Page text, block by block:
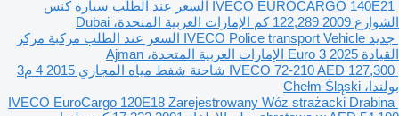
IVECO EUROCARGO 140E21 السعر عند الطلب سيارة كنس
الشوارع 2009 122,289 كم
الإمارات العربية المتحدة، Dubai
جديد IVECO Police transport Vehicle
السعر عند الطلب مركبة مركز
القيادة 2025
Euro 3 الإمارات العربية المتحدة، Ajman
IVECO 72-210AED 127,300 شاحنة شفط مياه المجاري 2015 4 م3
بولندا، Chełm Śląski
IVECO EuroCargo 120E18 Zarejestrowany Wóz strażacki Drabina